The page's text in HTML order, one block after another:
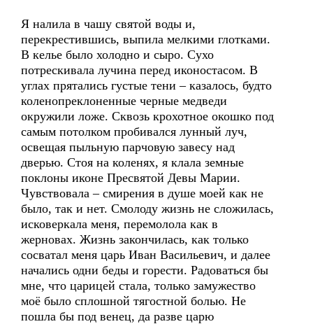
Я налила в чашу святой воды и,
перекрестившись, выпила мелкими глотками.
В келье было холодно и сыро. Сухо
потрескивала лучина перед иконостасом. В
углах прятались густые тени – казалось, будто
коленопреклоненные черные медведи
окружили ложе. Сквозь крохотное окошко под
самым потолком пробивался лунный луч,
освещая пыльную парчовую завесу над
дверью. Стоя на коленях, я клала земные
поклоны иконе Пресвятой Девы Марии.
Чувствовала – смирения в душе моей как не
было, так и нет. Смолоду жизнь не сложилась,
исковеркала меня, перемолола как в
жерновах. Жизнь закончилась, как только
сосватал меня царь Иван Васильевич, и далее
начались одни беды и горести. Радоваться бы
мне, что царицей стала, только замужество
моё было сплошной тягостной болью. Не
пошла бы под венец, да разве царю